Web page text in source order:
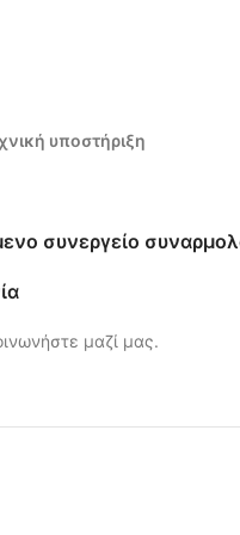
υποστήριξη
συνεργείο
μαζί μας.